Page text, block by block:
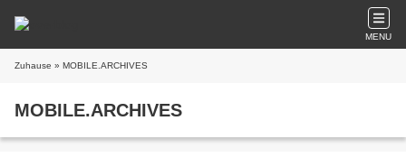
MENU
Zuhause » MOBILE.ARCHIVES
MOBILE.ARCHIVES